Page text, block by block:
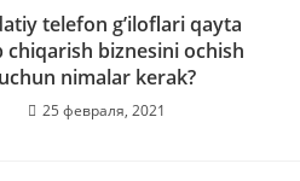
telefon g’iloflari qayta
chiqarish biznesini ochish
uchun nimalar kerak?
25 февраля, 2021